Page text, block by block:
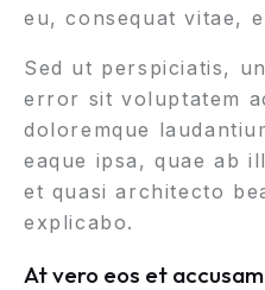
eu, consequat vitae,
Sed ut perspiciatis,
error sit voluptatem
doloremque
eaque ipsa, quae ab
et quasi architecto
explicabo.
At vero eos et accusam